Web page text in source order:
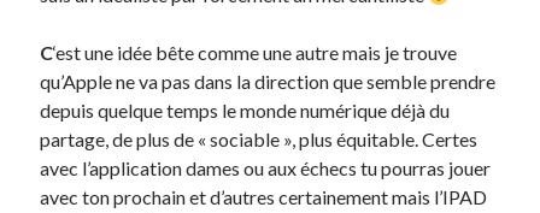
C‘est une idée bête comme une autre mais je trouve
qu’Apple ne va pas dans la direction que semble prendre
depuis quelque temps le monde numérique déjà du
partage, de plus de « sociable », plus équitable. Certes
avec l’application dames ou aux échecs tu pourras jouer
avec ton prochain et d’autres certainement mais l’IPAD